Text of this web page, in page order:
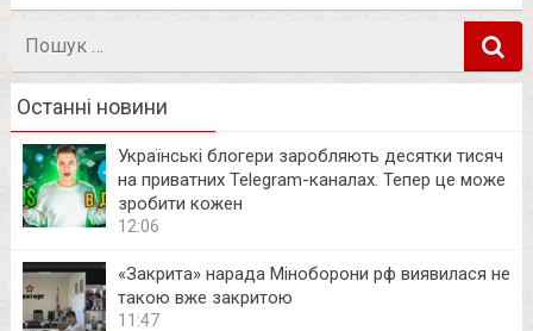
Останні новини
Українські блогери заробляють десятки тисяч
на приватних Telegram-каналах. Тепер це може
зробити кожен
12:06
«Закрита» нарада Міноборони рф виявилася не
такою вже закритою
11:47